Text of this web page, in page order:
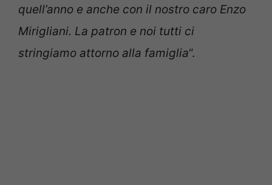
quell’anno e anche con il nostro caro Enzo
Mirigliani. La patron e noi tutti ci
stringiamo attorno alla famiglia“.